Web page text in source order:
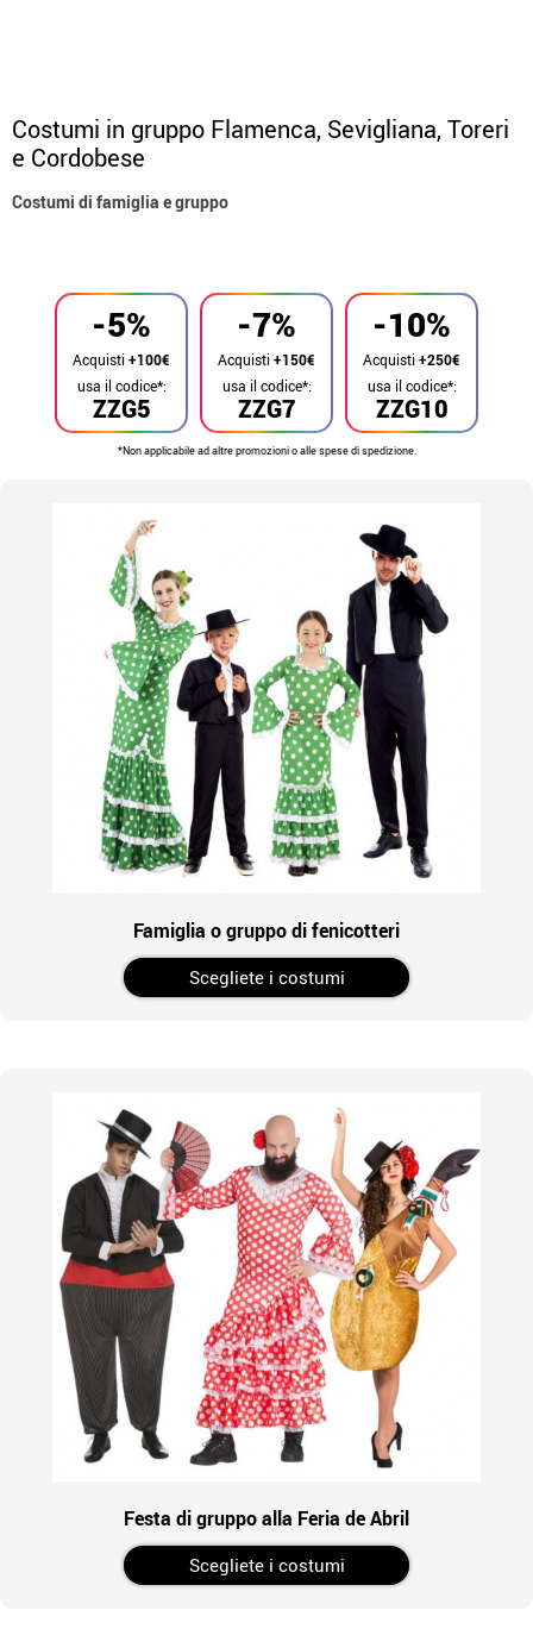
Costumi in gruppo Flamenca, Sevigliana, Toreri
e Cordobese
Costumi di famiglia e gruppo
-5%
Acquisti+100€
ZZG5
usa il codice*:
-7%
Acquisti+150€
ZZG7
usa il codice*:
-10%
Acquisti+250€
ZZG10
usa il codice*:
*Non applicabile ad altre promozioni o alle spese di spedizione.
Famiglia o gruppo di fenicotteri
Scegliete i costumi
Festa di gruppo alla Feria de Abril
Scegliete i costumi